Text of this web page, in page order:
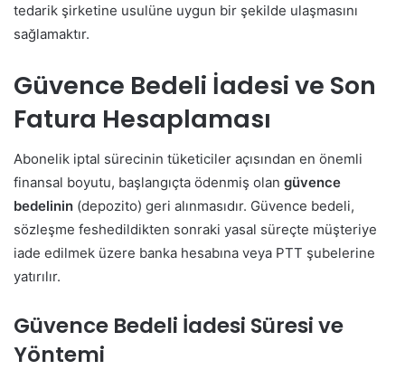
tedarik şirketine usulüne uygun bir şekilde ulaşmasını
sağlamaktır.
Güvence Bedeli İadesi ve Son
Fatura Hesaplaması
Abonelik iptal sürecinin tüketiciler açısından en önemli
finansal boyutu, başlangıçta ödenmiş olan güvence
bedelinin (depozito) geri alınmasıdır. Güvence bedeli,
sözleşme feshedildikten sonraki yasal süreçte müşteriye
iade edilmek üzere banka hesabına veya PTT şubelerine
yatırılır.
Güvence Bedeli İadesi Süresi ve
Yöntemi